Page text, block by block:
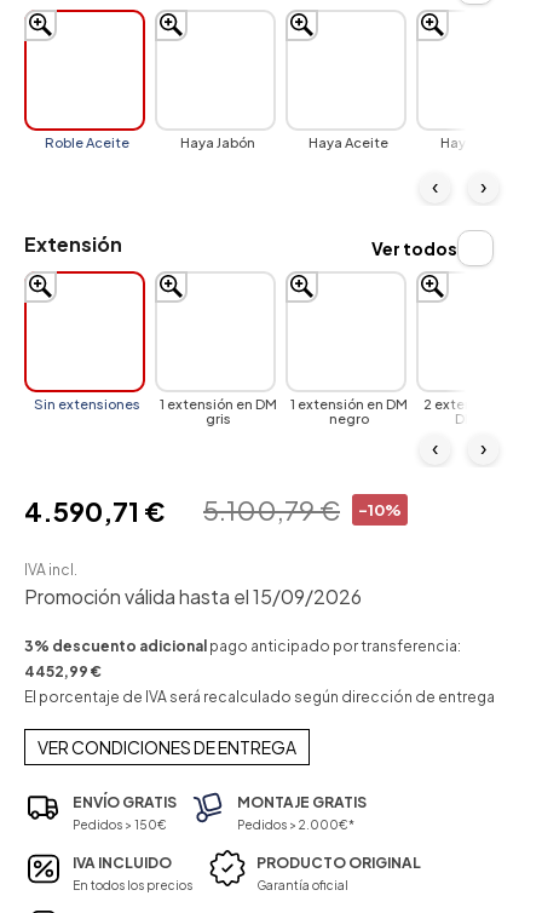
Roble Aceite Haya Jabón Haya Aceite Haya Barniz
‹ ›
Extensión
Sin extensiones
1 extensión en DM
gris
1 extensión en DM
negro
2 extensiones en
DM gris
‹ ›
Ver todos
-10%
5.100,79 €
4.590,71 €
IVA incl.
Promoción válida hasta el 15/09/2026
3% descuento adicional pago anticipado por transferencia:
4452,99 €
El porcentaje de IVA será recalculado según dirección de entrega
VER CONDICIONES DE ENTREGA
ENVÍO GRATIS
Pedidos > 150€
MONTAJE GRATIS
Pedidos > 2.000€*
IVA INCLUIDO
En todos los precios
PRODUCTO ORIGINAL
Garantía oficial